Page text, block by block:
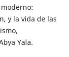
y la vida de las
Yala.